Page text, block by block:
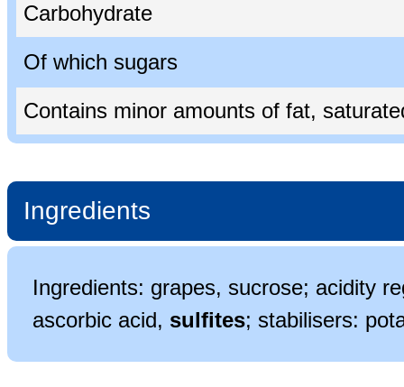
Carbohydrate
Of which sugars
Contains minor amounts of fat,
Ingredients
Ingredients: grapes, sucrose; acidity
ascorbic acid, sulfites; stabilisers: